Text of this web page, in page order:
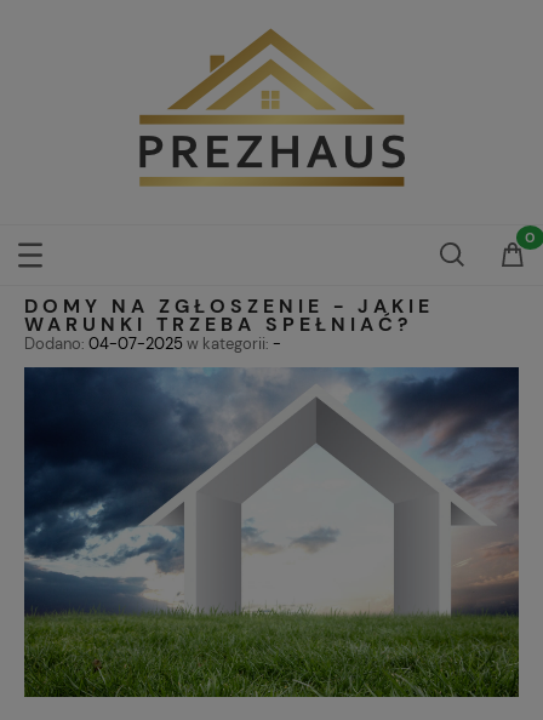
DOMY NA ZGŁOSZENIE - JAKIE
WARUNKI TRZEBA SPEŁNIAĆ?
Dodano: 04-07-2025w kategorii: -